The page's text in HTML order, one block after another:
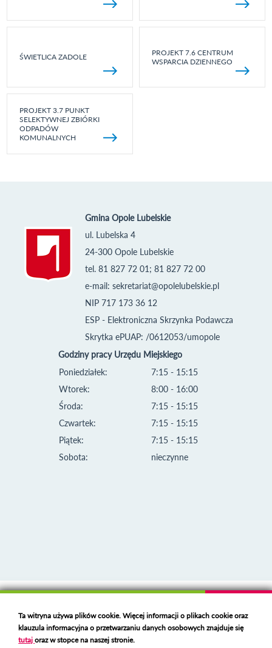
ŚWIETLICA ZADOLE
PROJEKT 7.6 CENTRUM
WSPARCIA DZIENNEGO
PROJEKT 3.7 PUNKT
SELEKTYWNEJ ZBIÓRKI
ODPADÓW
KOMUNALNYCH
Gmina Opole Lubelskie
ul. Lubelska 4
24-300 Opole Lubelskie
tel. 81 827 72 01; 81 827 72 00
e-mail: sekretariat@opolelubelskie.pl
NIP 717 173 36 12
ESP - Elektroniczna Skrzynka Podawcza
Skrytka ePUAP: /0612053/umopole
Godziny pracy Urzędu Miejskiego
Poniedziałek:
Wtorek:
Środa:
Czwartek:
Piątek:
Sobota:
7:15 - 15:15
8:00 - 16:00
7:15 - 15:15
7:15 - 15:15
7:15 - 15:15
nieczynne
Deklaracja dostępności
Polski serwer RBLhttps://polspam.pl/
Ta witryna używa plików cookie. Więcej informacji o plikach cookie oraz
klauzula informacyjna o przetwarzaniu danych osobowych znajduje się
tutajoraz w stopce na naszej stronie.